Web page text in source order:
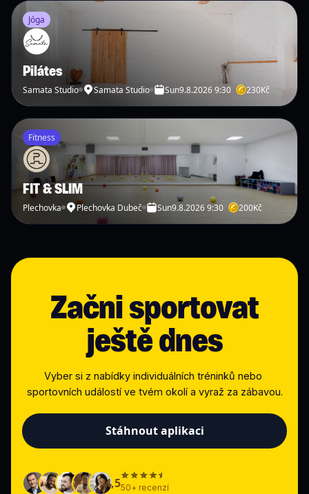
Jóga
Pilátes
Samata Studio Samata Studio Sun9.8.2026 9:30 230Kč
Fitness
FIT & SLIM
Plechovka Plechovka Dubeč Sun9.8.2026 9:30 200Kč
Začni sportovat
ještě dnes
Vyber si z nabídky individuálních tréninků nebo
sportovních událostí ve tvém okolí a vyraž za zábavou.
Stáhnout aplikaci
4,550+ recenzí